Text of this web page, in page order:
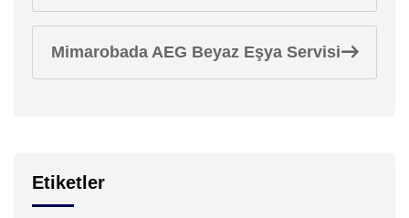
Mimarobada AEG Beyaz Eşya Servisi
Etiketler